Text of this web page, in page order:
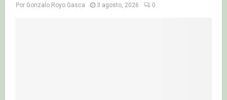
Por Gonzalo Royo Gasca 3 agosto, 2026 0